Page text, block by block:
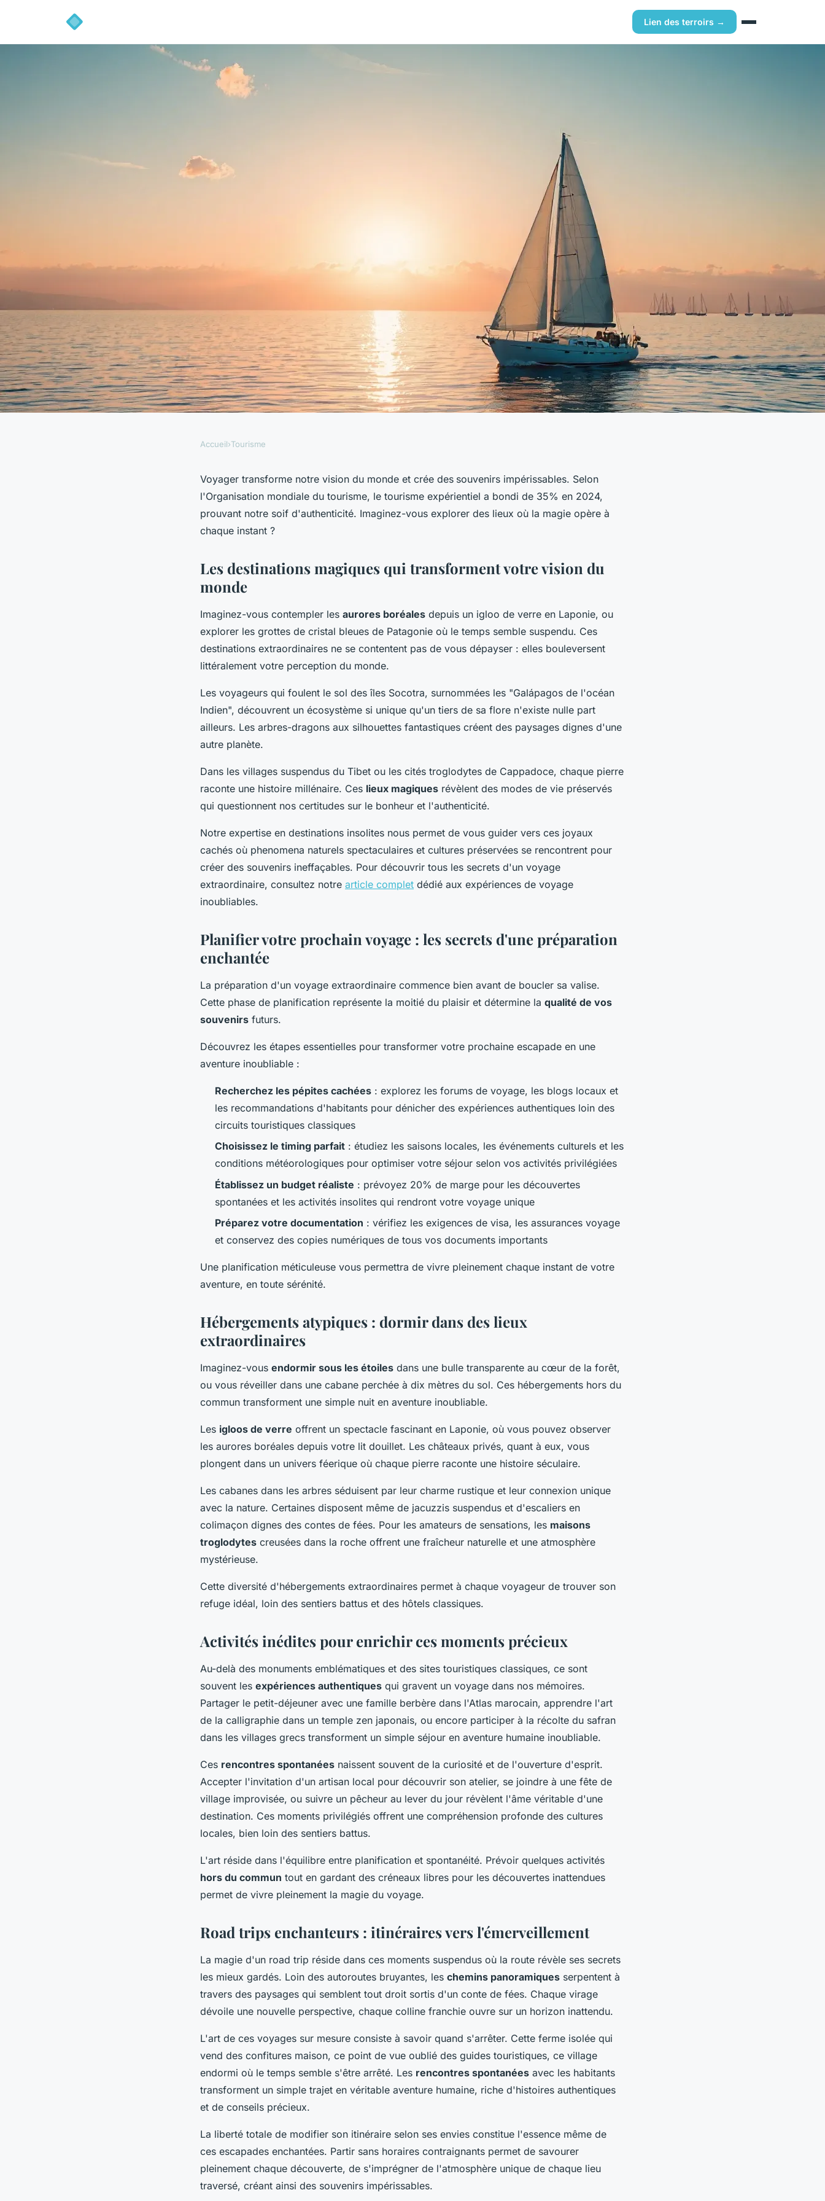
Lien des terroirs →
Voyage enchanteur : plongez dans des
expériences uniques
Accueil›Tourisme
Voyager transforme notre vision du monde et crée des souvenirs impérissables. Selon
l'Organisation mondiale du tourisme, le tourisme expérientiel a bondi de 35% en 2024,
prouvant notre soif d'authenticité. Imaginez-vous explorer des lieux où la magie opère à
chaque instant ?
Les destinations magiques qui transforment votre vision du
monde
Imaginez-vous contempler les aurores boréales depuis un igloo de verre en Laponie, ou
explorer les grottes de cristal bleues de Patagonie où le temps semble suspendu. Ces
destinations extraordinaires ne se contentent pas de vous dépayser : elles bouleversent
littéralement votre perception du monde.
Les voyageurs qui foulent le sol des îles Socotra, surnommées les "Galápagos de l'océan
Indien", découvrent un écosystème si unique qu'un tiers de sa flore n'existe nulle part
ailleurs. Les arbres-dragons aux silhouettes fantastiques créent des paysages dignes d'une
autre planète.
Dans les villages suspendus du Tibet ou les cités troglodytes de Cappadoce, chaque pierre
raconte une histoire millénaire. Ces lieux magiques révèlent des modes de vie préservés
qui questionnent nos certitudes sur le bonheur et l'authenticité.
Notre expertise en destinations insolites nous permet de vous guider vers ces joyaux
cachés où phenomena naturels spectaculaires et cultures préservées se rencontrent pour
créer des souvenirs ineffaçables. Pour découvrir tous les secrets d'un voyage
extraordinaire, consultez notre article complet dédié aux expériences de voyage
inoubliables.
Planifier votre prochain voyage : les secrets d'une préparation
enchantée
La préparation d'un voyage extraordinaire commence bien avant de boucler sa valise.
Cette phase de planification représente la moitié du plaisir et détermine la qualité de vos
souvenirs futurs.
Découvrez les étapes essentielles pour transformer votre prochaine escapade en une
aventure inoubliable :
Recherchez les pépites cachées : explorez les forums de voyage, les blogs locaux et
les recommandations d'habitants pour dénicher des expériences authentiques loin des
circuits touristiques classiques
Choisissez le timing parfait : étudiez les saisons locales, les événements culturels et les
conditions météorologiques pour optimiser votre séjour selon vos activités privilégiées
Établissez un budget réaliste : prévoyez 20% de marge pour les découvertes
spontanées et les activités insolites qui rendront votre voyage unique
Préparez votre documentation : vérifiez les exigences de visa, les assurances voyage
et conservez des copies numériques de tous vos documents importants
Une planification méticuleuse vous permettra de vivre pleinement chaque instant de votre
aventure, en toute sérénité.
Hébergements atypiques : dormir dans des lieux
extraordinaires
Imaginez-vous endormir sous les étoiles dans une bulle transparente au cœur de la forêt,
ou vous réveiller dans une cabane perchée à dix mètres du sol. Ces hébergements hors du
commun transforment une simple nuit en aventure inoubliable.
Les igloos de verre offrent un spectacle fascinant en Laponie, où vous pouvez observer
les aurores boréales depuis votre lit douillet. Les châteaux privés, quant à eux, vous
plongent dans un univers féerique où chaque pierre raconte une histoire séculaire.
Les cabanes dans les arbres séduisent par leur charme rustique et leur connexion unique
avec la nature. Certaines disposent même de jacuzzis suspendus et d'escaliers en
colimaçon dignes des contes de fées. Pour les amateurs de sensations, les maisons
troglodytes creusées dans la roche offrent une fraîcheur naturelle et une atmosphère
mystérieuse.
Cette diversité d'hébergements extraordinaires permet à chaque voyageur de trouver son
refuge idéal, loin des sentiers battus et des hôtels classiques.
Activités inédites pour enrichir ces moments précieux
Au-delà des monuments emblématiques et des sites touristiques classiques, ce sont
souvent les expériences authentiques qui gravent un voyage dans nos mémoires.
Partager le petit-déjeuner avec une famille berbère dans l'Atlas marocain, apprendre l'art
de la calligraphie dans un temple zen japonais, ou encore participer à la récolte du safran
dans les villages grecs transforment un simple séjour en aventure humaine inoubliable.
Ces rencontres spontanées naissent souvent de la curiosité et de l'ouverture d'esprit.
Accepter l'invitation d'un artisan local pour découvrir son atelier, se joindre à une fête de
village improvisée, ou suivre un pêcheur au lever du jour révèlent l'âme véritable d'une
destination. Ces moments privilégiés offrent une compréhension profonde des cultures
locales, bien loin des sentiers battus.
L'art réside dans l'équilibre entre planification et spontanéité. Prévoir quelques activités
hors du commun tout en gardant des créneaux libres pour les découvertes inattendues
permet de vivre pleinement la magie du voyage.
Road trips enchanteurs : itinéraires vers l'émerveillement
La magie d'un road trip réside dans ces moments suspendus où la route révèle ses secrets
les mieux gardés. Loin des autoroutes bruyantes, les chemins panoramiques serpentent à
travers des paysages qui semblent tout droit sortis d'un conte de fées. Chaque virage
dévoile une nouvelle perspective, chaque colline franchie ouvre sur un horizon inattendu.
L'art de ces voyages sur mesure consiste à savoir quand s'arrêter. Cette ferme isolée qui
vend des confitures maison, ce point de vue oublié des guides touristiques, ce village
endormi où le temps semble s'être arrêté. Les rencontres spontanées avec les habitants
transforment un simple trajet en véritable aventure humaine, riche d'histoires authentiques
et de conseils précieux.
La liberté totale de modifier son itinéraire selon ses envies constitue l'essence même de
ces escapades enchantées. Partir sans horaires contraignants permet de savourer
pleinement chaque découverte, de s'imprégner de l'atmosphère unique de chaque lieu
traversé, créant ainsi des souvenirs impérissables.